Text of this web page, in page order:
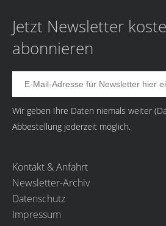
Jetzt Newsletter
abonnieren
Wir geben Ihre Daten niemals weiter (
Abbestellung jederzeit möglich.
Kontakt & Anfahrt
Newsletter-Archiv
Datenschutz
Impressum